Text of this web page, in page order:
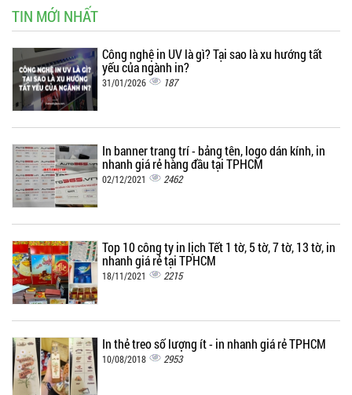
TIN MỚI NHẤT
Công nghệ in UV là gì? Tại sao là xu hướng tất
yếu của ngành in?
31/01/2026 187
In banner trang trí - bảng tên, logo dán kính, in
nhanh giá rẻ hàng đầu tại TPHCM
02/12/2021 2462
Top 10 công ty in lịch Tết 1 tờ, 5 tờ, 7 tờ, 13 tờ, in
nhanh giá rẻ tại TPHCM
18/11/2021 2215
In thẻ treo số lượng ít - in nhanh giá rẻ TPHCM
10/08/2018 2953